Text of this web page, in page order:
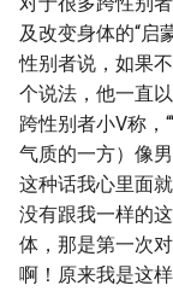
及改变身体的“启
性别者说，如果
个说法，他一直
跨性别者小V称，
气质的一方）像
这种话我心里面
没有跟我一样的
体，那是第一次
啊！原来我是这